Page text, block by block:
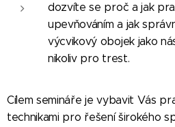
dozvíte se proč a jak
upevňováním a jak
výcvikový obojek jako
nikoliv pro trest.
Cílem semináře je vybavit Vás
technikami pro řešení širokého